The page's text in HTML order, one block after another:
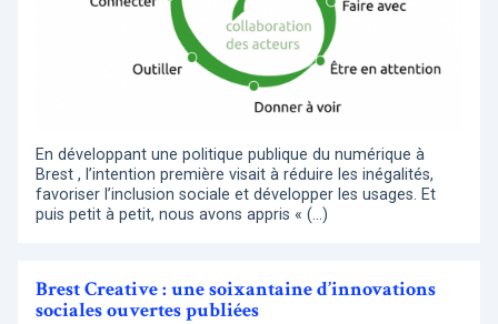
En développant une politique publique du numérique à
Brest , l’intention première visait à réduire les inégalités,
favoriser l’inclusion sociale et développer les usages. Et
puis petit à petit, nous avons appris « (…)
Brest Creative : une soixantaine d’innovations
sociales ouvertes publiées